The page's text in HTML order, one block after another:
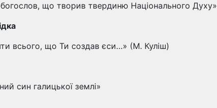
богослов, що творив твердиню Національного Духу»
всього, що Ти создав єси…» (М. Куліш)
син галицької землі»